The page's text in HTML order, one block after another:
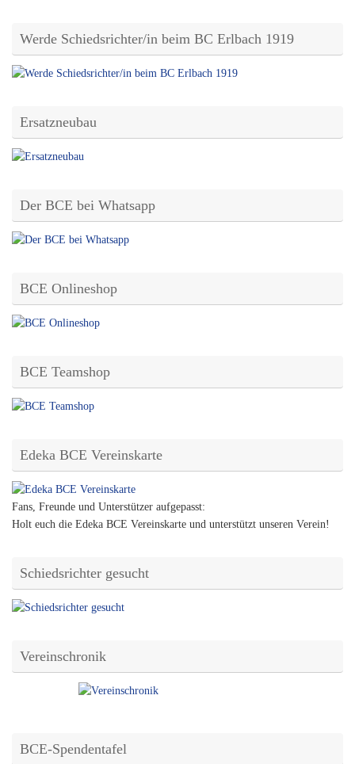
Werde Schiedsrichter/in beim BC Erlbach 1919
Ersatzneubau
Der BCE bei Whatsapp
BCE Onlineshop
BCE Teamshop
Edeka BCE Vereinskarte
Fans, Freunde und Unterstützer aufgepasst:
Holt euch die Edeka BCE Vereinskarte und unterstützt unseren Verein!
Schiedsrichter gesucht
Vereinschronik
BCE-Spendentafel